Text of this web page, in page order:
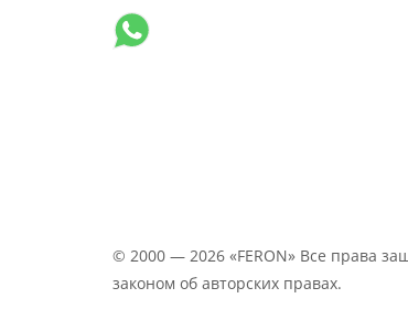
© 2000 — 2026 «FERON» Все права
законом об авторских правах.